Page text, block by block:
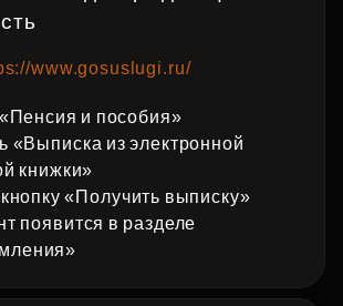
www.gosuslugi.ru/
и пособия»
«Выписка из электронной
книжки»
«Получить выписку»
появится в разделе